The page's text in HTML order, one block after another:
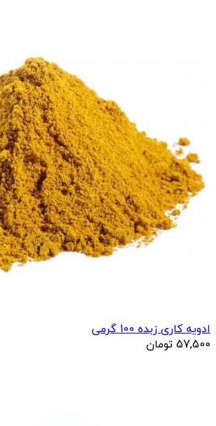
ادویه کاری زبده 100 گرمی
57,500 تومان